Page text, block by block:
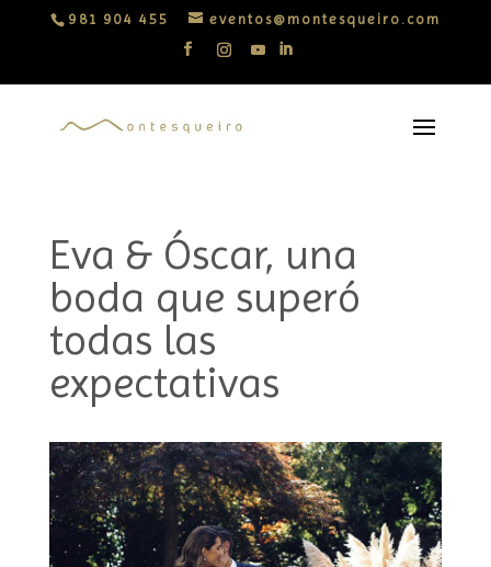
981 904 455 eventos@montesqueiro.com
Eva & Óscar, una
boda que superó
todas las
expectativas